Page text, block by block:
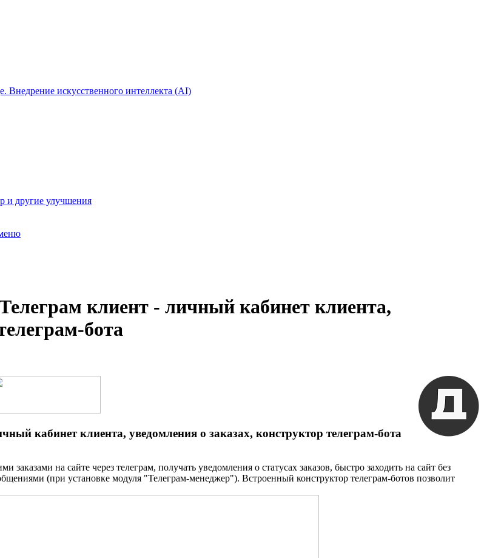
Внедрение искусственного интеллекта (AI)
и другие улучшения
клиент - личный кабинет клиента,
бота
кабинет клиента, уведомления о заказах, конструктор телеграм-бота
на сайте через телеграм, получать уведомления о статусах заказов, быстро заходить на сайт без
(при установке модуля "Телеграм-менеджер"). Встроенный конструктор телеграм-ботов позволит